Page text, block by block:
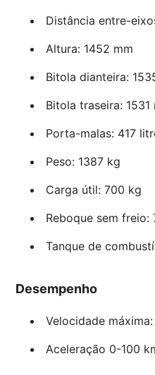
Distância entre-
Altura: 1452 mm
Bitola dianteira:
Bitola traseira: 1531
Porta-malas: 417
Peso: 1387 kg
Carga útil: 700 kg
Reboque sem freio:
Tanque de
Desempenho
Velocidade
Aceleração 0-100